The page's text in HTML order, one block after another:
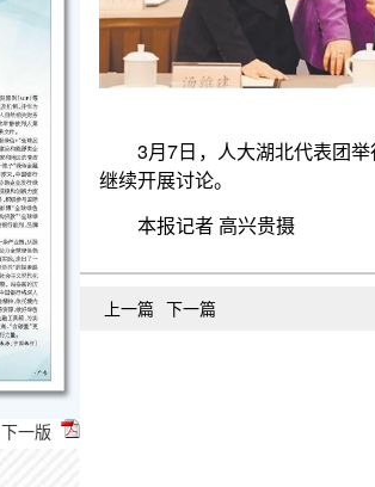
下一版
3月7日，人大湖北代表团举行小组会议审查
继续开展讨论。
本报记者 高兴贵摄
上一篇 下一篇